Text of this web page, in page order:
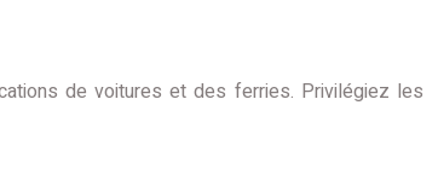
de voitures et des ferries. Privilégiez les